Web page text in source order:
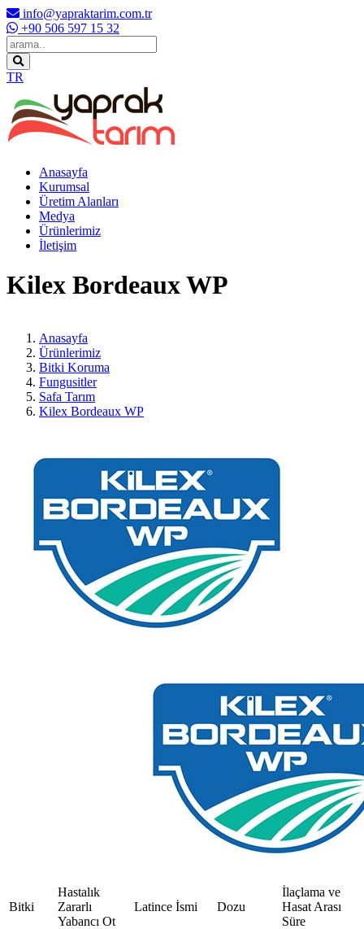
info@yapraktarim.com.tr
+90 506 597 15 32
TR
Anasayfa
Kurumsal
Üretim Alanları
Medya
Ürünlerimiz
İletişim
Kilex Bordeaux WP
Anasayfa
Ürünlerimiz
Bitki Koruma
Fungusitler
Safa Tarım
Kilex Bordeaux WP
Bitki
Hastalık
Zararlı
Yabancı Ot
Latince İsmi Dozu
İlaçlama ve
Hasat Arası
Süre